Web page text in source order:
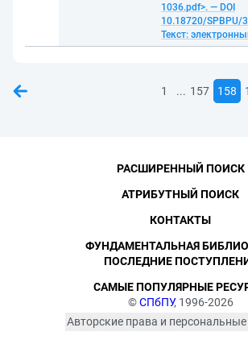
1036.pdf>. — DOI
10.18720/
Текст:
1 ... 157 158
©СПбПУ, 1996-2026
Авторские права и
РАСШИРЕННЫЙ ПОИСК
АТРИБУТНЫЙ ПОИСК
КОНТАКТЫ
ФУНДАМЕНТАЛЬНАЯ
ПОСЛЕДНИЕ
САМЫЕ ПОПУЛЯРНЫЕ